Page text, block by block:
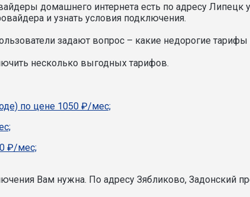
домашнего интернета есть по адресу Липецк
и узнать условия подключения.
задают вопрос – какие недорогие тарифы
несколько выгодных тарифов.
по цене 1050 ₽/мес;
₽/мес;
Вам нужна. По адресу Зябликово, Задонский